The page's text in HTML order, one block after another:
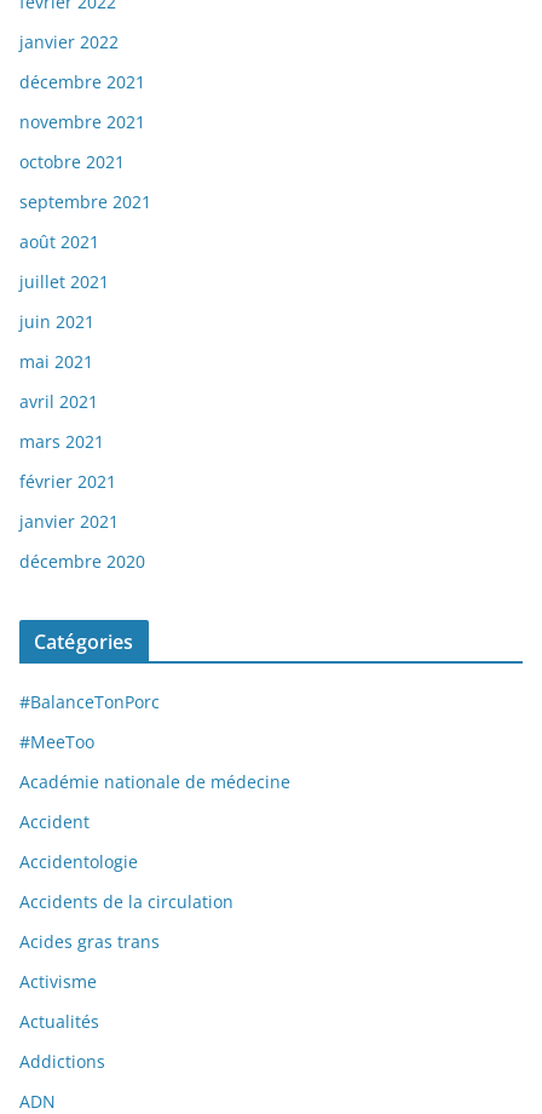
janvier 2022
décembre 2021
novembre 2021
octobre 2021
septembre 2021
août 2021
juillet 2021
juin 2021
mai 2021
avril 2021
mars 2021
février 2021
janvier 2021
décembre 2020
Catégories
#BalanceTonPorc
#MeeToo
Académie nationale de médecine
Accident
Accidentologie
Accidents de la circulation
Acides gras trans
Activisme
Actualités
Addictions
ADN